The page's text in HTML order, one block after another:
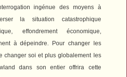
ingénue des moyens à
la situation catastrophique
effondrement économique,
à dépeindre. Pour changer les
changer soi et plus globalement les
dans son entier offrira cette